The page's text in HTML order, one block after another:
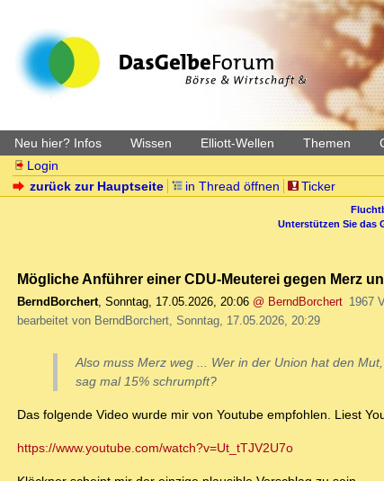
Neu hier? Infos Wissen Elliott-Wellen Themen
Login
zurück zur Hauptseite
in Thread öffnen Ticker
Unterstützen Sie das
Mögliche Anführer einer CDU-Meuterei gegen Merz
BerndBorchert, Sonntag, 17.05.2026, 20:06 @ BerndBorchert 1967
bearbeitet von BerndBorchert, Sonntag, 17.05.2026, 20:29
Also muss Merz weg ... Wer in der Union hat den
sag mal 15% schrumpft?
Das folgende Video wurde mir von Youtube empfohlen. Liest
https://www.youtube.com/watch?v=Ut_tTJV2U7o